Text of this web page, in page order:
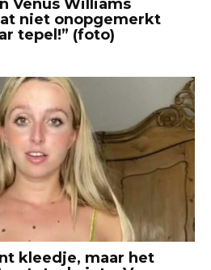
Venus Williams
niet onopgemerkt
tepel!” (foto)
kleedje, maar het